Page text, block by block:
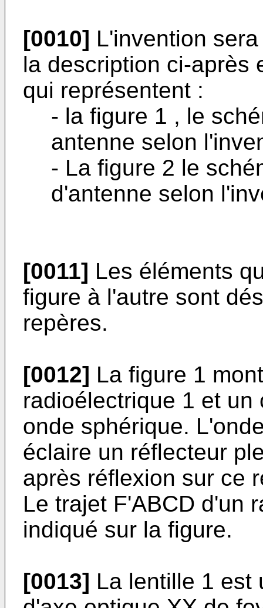
[0010] L'invention
la description ci-après
qui représentent :
- la figure 1 , le
antenne selon
- La figure 2 le
d'antenne selon
[0011] Les éléments
figure à l'autre sont
repères.
[0012] La figure 1
radioélectrique 1 et
onde sphérique.
éclaire un réflecteur
après réflexion sur ce
Le trajet F'ABCD d'un
indiqué sur la figure.
[0013] La lentille 1 est